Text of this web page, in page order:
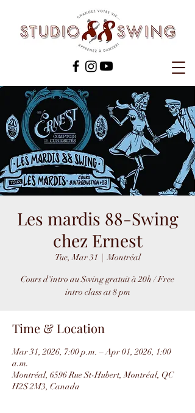
Les mardis 88-Swing
chez Ernest
Tue, Mar 31
  |
Montréal
Cours d'intro au Swing gratuit à 20h / Free
intro class at 8 pm
Time & Location
Mar 31, 2026, 7:00 p.m. – Apr 01, 2026, 1:00
a.m.
Montréal, 6596 Rue St-Hubert, Montréal, QC
H2S 2M3, Canada